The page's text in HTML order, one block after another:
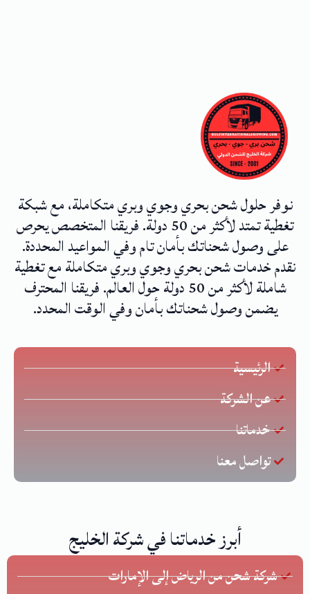
نوفر حلول شحن بحري وجوي وبري متكاملة، مع شبكة
تغطية تمتد لأكثر من 50 دولة. فريقنا المتخصص يحرص
على وصول شحناتك بأمان تام وفي المواعيد المحددة.
نقدم خدمات شحن بحري وجوي وبري متكاملة مع تغطية
شاملة لأكثر من 50 دولة حول العالم. فريقنا المحترف
يضمن وصول شحناتك بأمان وفي الوقت المحدد.
الرئيسية
عن الشركة
خدماتنا
تواصل معنا
أبرز خدماتنا في شركة الخليج
شركة شحن من الرياض إلى الإمارات